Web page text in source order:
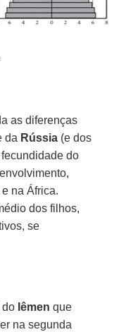
as diferenças
da Rússia (e dos
do
e na África.
dos filhos,
se
do Iêmen que
na segunda